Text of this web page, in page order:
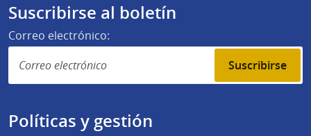
Suscribirse al boletín
Correo electrónico:
Suscribirse
Políticas y gestión